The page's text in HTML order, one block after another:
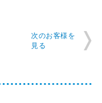
次のお客様を
見る